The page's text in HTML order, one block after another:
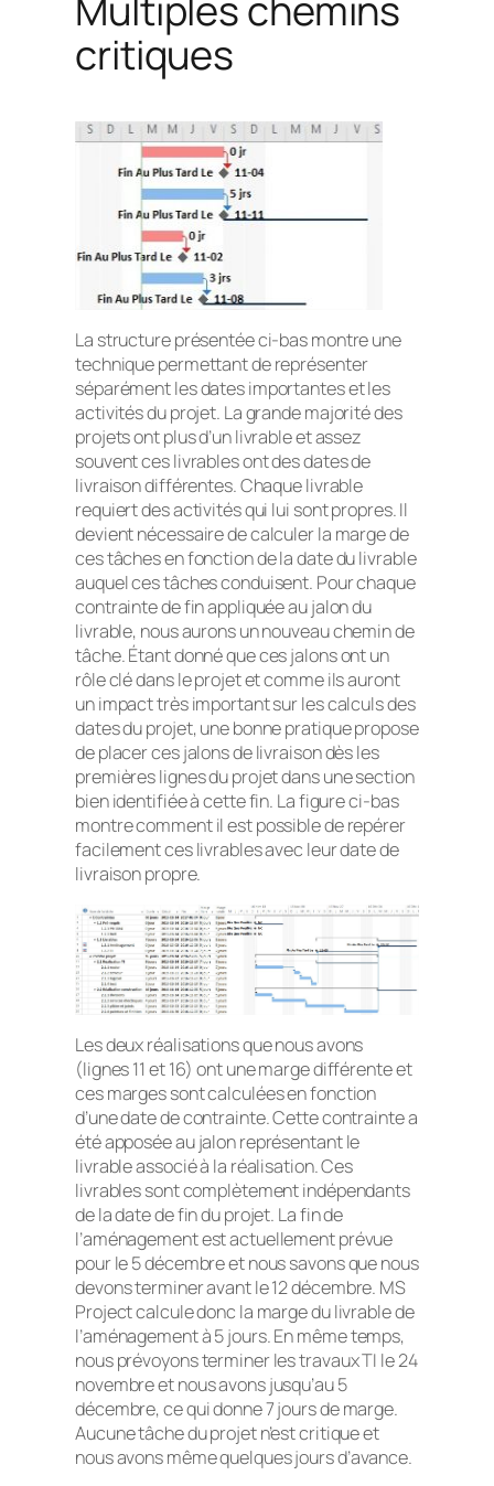
critiques
La structure présentée ci-bas montre une
technique permettant de représenter
séparément les dates importantes et les
activités du projet. La grande majorité des
projets ont plus d’un livrable et assez
souvent ces livrables ont des dates de
livraison différentes. Chaque livrable
requiert des activités qui lui sont propres. Il
devient nécessaire de calculer la marge de
ces tâches en fonction de la date du livrable
auquel ces tâches conduisent. Pour chaque
contrainte de fin appliquée au jalon du
livrable, nous aurons un nouveau chemin de
tâche. Étant donné que ces jalons ont un
rôle clé dans le projet et comme ils auront
un impact très important sur les calculs des
dates du projet, une bonne pratique propose
de placer ces jalons de livraison dès les
premières lignes du projet dans une section
bien identifiée à cette fin. La figure ci-bas
montre comment il est possible de repérer
facilement ces livrables avec leur date de
livraison propre.
Les deux réalisations que nous avons
(lignes 11 et 16) ont une marge différente et
ces marges sont calculées en fonction
d’une date de contrainte. Cette contrainte a
été apposée au jalon représentant le
livrable associé à la réalisation. Ces
livrables sont complètement indépendants
de la date de fin du projet. La fin de
l’aménagement est actuellement prévue
pour le 5 décembre et nous savons que nous
devons terminer avant le 12 décembre. MS
Project calcule donc la marge du livrable de
l’aménagement à 5 jours. En même temps,
nous prévoyons terminer les travaux TI le 24
novembre et nous avons jusqu’au 5
décembre, ce qui donne 7 jours de marge.
Aucune tâche du projet n’est critique et
nous avons même quelques jours d’avance.